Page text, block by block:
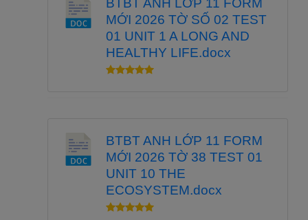
MỚI 2026 TỜ SỐ 02 TEST
01 UNIT 1 A LONG AND
HEALTHY LIFE.docx
BTBT ANH LỚP 11 FORM
MỚI 2026 TỜ 38 TEST 01
UNIT 10 THE
ECOSYSTEM.docx